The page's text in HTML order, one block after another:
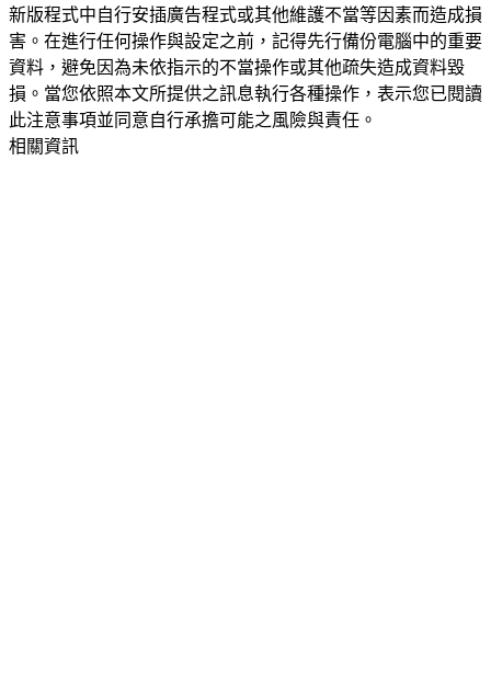
新版程式中自行安插廣告程式或其他維護不當等因素而造成損
害。在進行任何操作與設定之前，記得先行備份電腦中的重要
資料，避免因為未依指示的不當操作或其他疏失造成資料毀
損。當您依照本文所提供之訊息執行各種操作，表示您已閱讀
此注意事項並同意自行承擔可能之風險與責任。
相關資訊